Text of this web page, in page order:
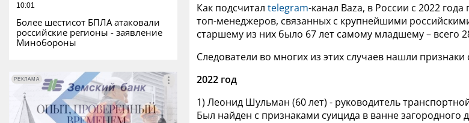
10:01
Более шестисот БПЛА атаковали
российские регионы - заявление
Минобороны
РЕКЛАМА
РЕКЛАМА
Как подсчитал telegram-канал Baza, в России с 2022
топ-менеджеров, связанных с крупнейшими
старшему из них было 67 лет самому младшему – всего
Следователи во многих из этих случаев нашли признаки
2022 год
1) Леонид Шульман (60 лет) - руководитель
Был найден с признаками суицида в ванне загородного